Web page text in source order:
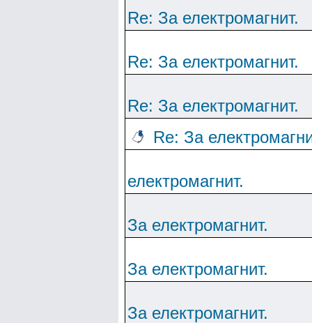
Re: За електромагнит.
Re: За електромагнит.
Re: За електромагнит.
Re: За
електромагнит.
За електромагнит.
За електромагнит.
За електромагнит.